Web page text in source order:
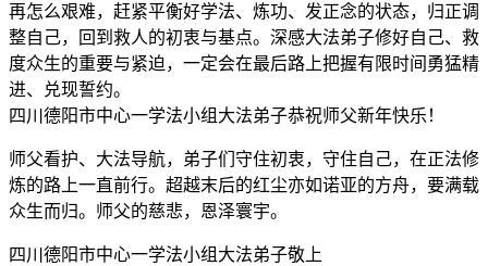
再怎么艰难，赶紧平衡好学法、炼功、发正念的状态，归正调
整自己，回到救人的初衷与基点。深感大法弟子修好自己、救
度众生的重要与紧迫，一定会在最后路上把握有限时间勇猛精
进、兑现誓约。
四川德阳市中心一学法小组大法弟子恭祝师父新年快乐！
师父看护、大法导航，弟子们守住初衷，守住自己，在正法修
炼的路上一直前行。超越末后的红尘亦如诺亚的方舟，要满载
众生而归。师父的慈悲，恩泽寰宇。
四川德阳市中心一学法小组大法弟子敬上